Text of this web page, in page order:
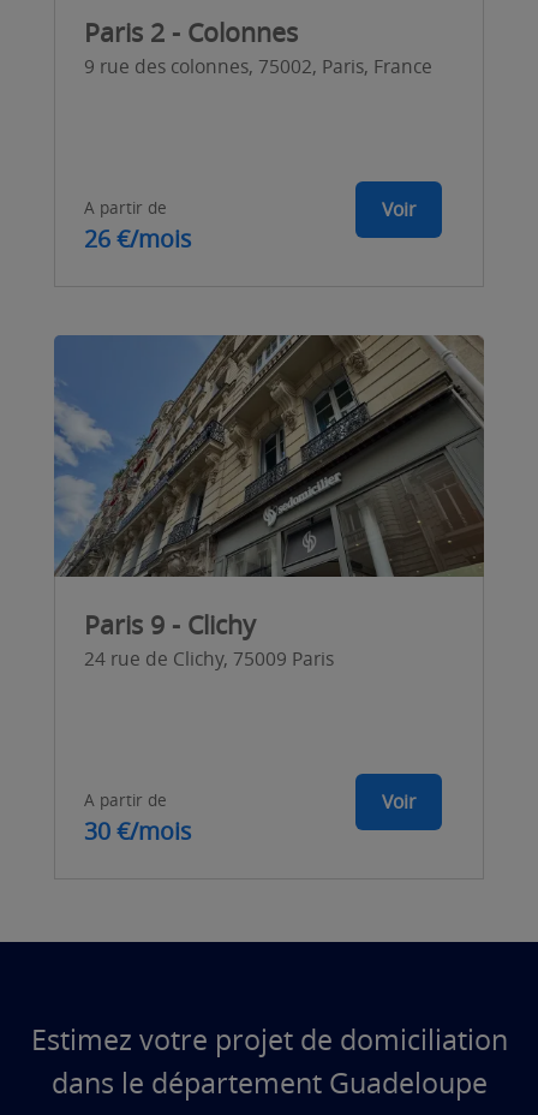
Paris 2 - Colonnes
9 rue des colonnes, 75002, Paris, France
A partir de
26 €/mois
Voir
Paris 9 - Clichy
24 rue de Clichy, 75009 Paris
A partir de
30 €/mois
Voir
Estimez votre projet de domiciliation
dans le département Guadeloupe